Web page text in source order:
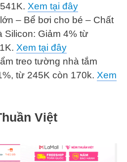
Xem tại đây
– Bể bơi cho bé – Chất
Silicon: Giảm 4% từ
Xem tại đây
treo tường nhà tắm
từ 245K còn 170k. Xem
Việt